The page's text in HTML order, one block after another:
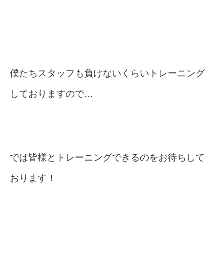
僕たちスタッフも負けないくらいトレーニング
しておりますので…
では皆様とトレーニングできるのをお待ちして
おります！